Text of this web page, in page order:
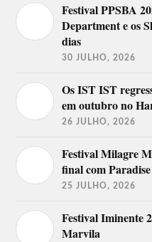
Festival PPSBA
Department e os
dias
30 JULHO, 2026
Os IST IST
em outubro no
26 JULHO, 2026
Festival Milagre
final com
25 JULHO, 2026
Festival Iminente
Marvila